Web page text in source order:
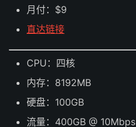
月付：$9
直达链接
CPU：四核
内存：8192MB
硬盘：100GB
流量：400GB @ 10Mbps